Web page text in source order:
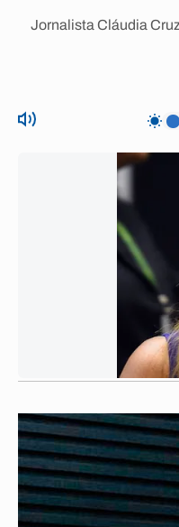
Jornalista Cláudia